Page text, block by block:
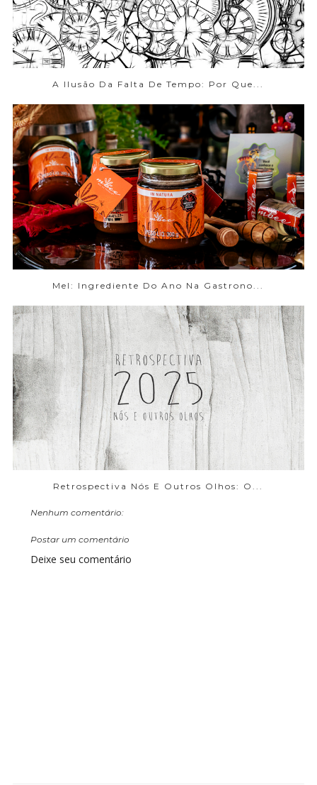
A Ilusão Da Falta De Tempo: Por Que...
Mel: Ingrediente Do Ano Na Gastrono...
Retrospectiva Nós E Outros Olhos: O...
Nenhum comentário:
Postar um comentário
Deixe seu comentário